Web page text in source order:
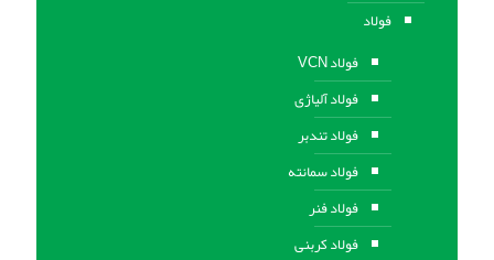
فولاد
فولاد VCN
فولاد آلیاژی
فولاد تندبر
فولاد سمانته
فولاد فنر
فولاد کربنی